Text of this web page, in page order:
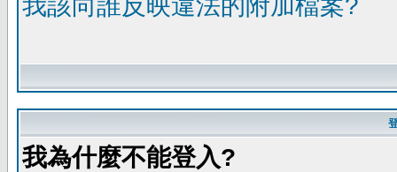
我為什麼不能登入?